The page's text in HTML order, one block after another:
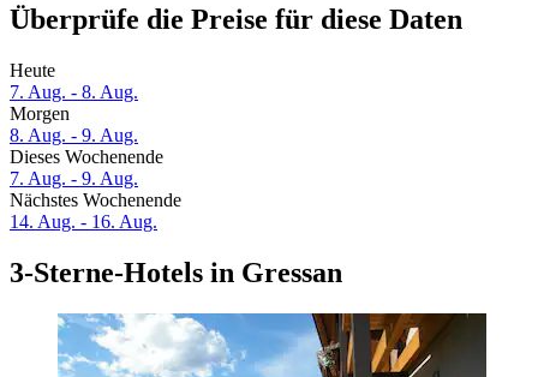
Überprüfe die Preise für diese Daten
Heute
7. Aug. - 8. Aug.
Morgen
8. Aug. - 9. Aug.
Dieses Wochenende
7. Aug. - 9. Aug.
Nächstes Wochenende
14. Aug. - 16. Aug.
3-Sterne-Hotels in Gressan